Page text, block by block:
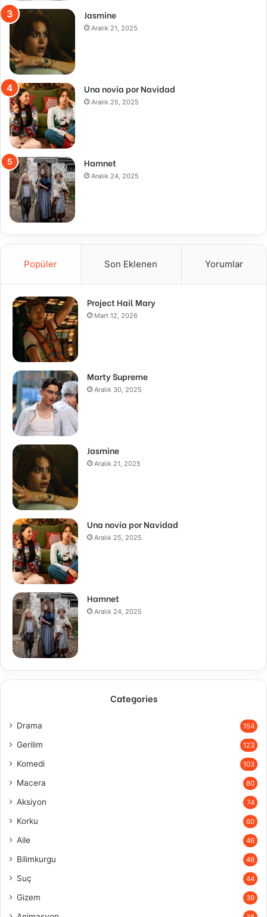
Jasmine
Aralık 21, 2025
Una novia por Navidad
Aralık 25, 2025
Hamnet
Aralık 24, 2025
Popüler Son Eklenen Yorumlar
Project Hail Mary
Mart 12, 2026
Marty Supreme
Aralık 30, 2025
Jasmine
Aralık 21, 2025
Una novia por Navidad
Aralık 25, 2025
Hamnet
Aralık 24, 2025
Categories
Drama 154
Gerilim 123
Komedi 103
Macera 80
Aksiyon 74
Korku 60
Aile 46
Bilimkurgu 46
Suç 44
Gizem 39